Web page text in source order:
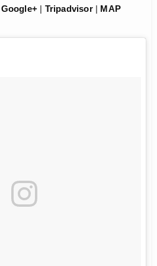
Google+ | Tripadvisor| MAP